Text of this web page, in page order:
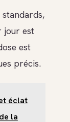
standards,
jour est
est
précis.
éclat
la